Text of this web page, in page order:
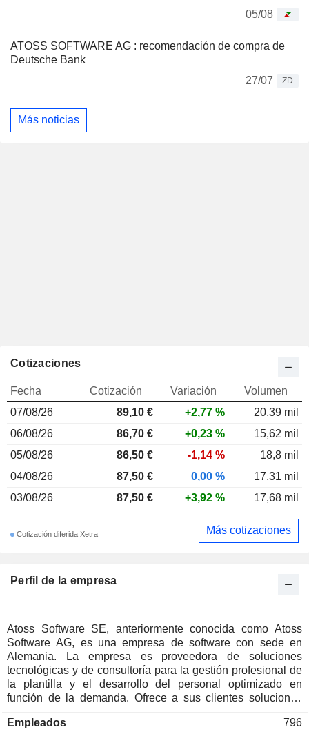
05/08
ATOSS SOFTWARE AG : recomendación de compra de
Deutsche Bank
27/07
ZD
Más noticias
Perfil de la empresa
Atoss Software SE, anteriormente conocida como Atoss
Software AG, es una empresa de software con sede en
Alemania. La empresa es proveedora de soluciones
tecnológicas y de consultoría para la gestión profesional de
la plantilla y el desarrollo del personal optimizado en
función de la demanda. Ofrece a sus clientes soluciones
trabajo hasta aplicaciones móviles, pasando por previsiones
Empleados 796
Cotizaciones
Fecha Cotización Variación
Volumen
07/08/26
89,10 € +2,77 %
20,39 mil
06/08/26
86,70 € +0,23 %
15,62 mil
05/08/26
86,50 € -1,14 %
18,8 mil
04/08/26
87,50 € 0,00 %
17,31 mil
03/08/26
87,50 € +3,92 % 17,68 mil
Cotización diferida Xetra Más cotizaciones